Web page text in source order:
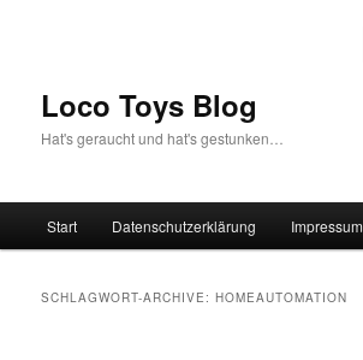
Loco Toys Blog
Hat's geraucht und hat's gestunken…
Start Datenschutzerklärung Impressum
SCHLAGWORT-ARCHIVE:HOMEAUTOMATION